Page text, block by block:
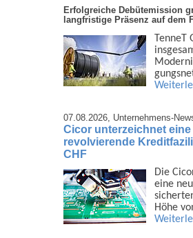
Erfolgreiche Debütemission
langfristige Präsenz auf dem
07.08.2026, Unternehmens-
Cicor unterzeichnet
revolvierende
CHF
Die
eine
Höhe